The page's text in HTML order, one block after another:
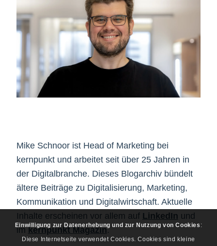
Mike Schnoor ist Head of Marketing bei
kernpunkt und arbeitet seit über 25 Jahren in
der Digitalbranche. Dieses Blogarchiv bündelt
ältere Beiträge zu Digitalisierung, Marketing,
Kommunikation und Digitalwirtschaft. Aktuelle
Inhalte erscheinen vor allem auf LinkedIn und
imkernpunkt Magazin.
Einwilligung zur Datenerhebung und zur Nutzung von Cookies :
Diese Internetseite verwendet Cookies. Cookies sind kleine